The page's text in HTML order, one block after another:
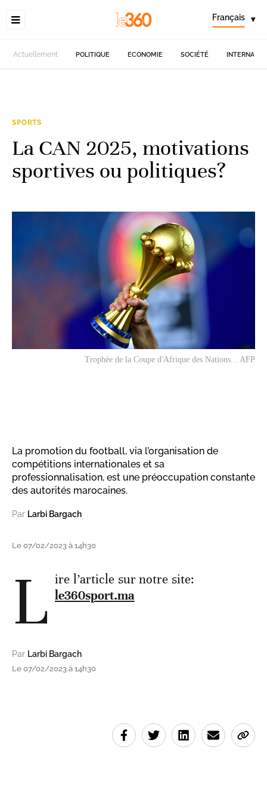
Français ▾
Actuellement POLITIQUE ECONOMIE SOCIÉTÉ
SPORTS
La CAN 2025, motivations
sportives ou politiques?
Trophée de la Coupe d'Afrique des Nations. . AFP
La promotion du football, via l’organisation de
compétitions internationales et sa
professionnalisation, est une préoccupation constante
des autorités marocaines.
Par Larbi Bargach
Le 07/02/2023 à 14h30
L ire l’article sur notre site:
le360sport.ma
Par Larbi Bargach
Le 07/02/2023 à 14h30